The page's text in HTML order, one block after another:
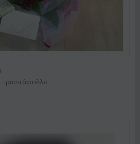
τριαντάφυλλα